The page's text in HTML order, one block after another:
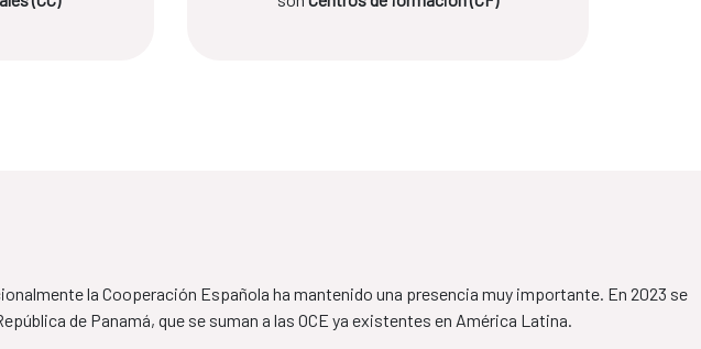
la Cooperación Española ha mantenido una presencia muy importante. En 2023 se
de Panamá, que se suman a las OCE ya existentes en América Latina.